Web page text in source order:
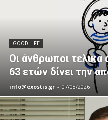
GOOD LIFE
Οι άνθρωποι τελικά
63 ετών δίνει την
info@exostis.gr - 07/08/2026